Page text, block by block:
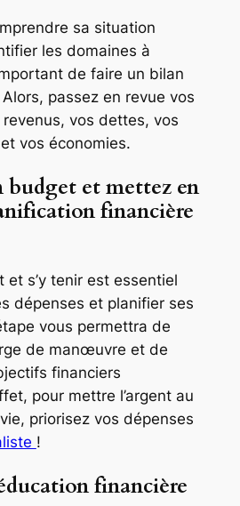
sa situation
les domaines à
de faire un bilan
passez en revue vos
vos dettes, vos
vos économies.
budget et mettez en
financière
et s’y tenir est essentiel
dépenses et planifier ses
vous permettra de
de manœuvre et de
financiers
pour mettre l’argent au
priorisez vos dépenses
!
financière